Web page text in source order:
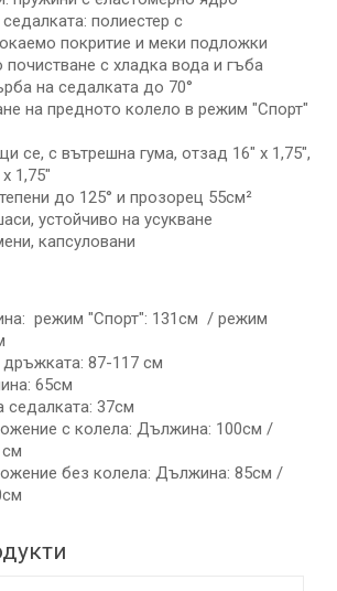
полиестер с
покритие и меки подложки
почистване с хладка вода и гъба
на седалката до 70°
на предното колело в режим "Спорт"
се, с вътрешна гума, отзад 16" x 1,75",
1,75"
до 125° и прозорец 55см²
устойчиво на усукване
капсуловани
режим "Спорт": 131см / режим
дръжката: 87-117 cм
65см
седалката: 37см
с колела: Дължина: 100см /
без колела: Дължина: 85см /